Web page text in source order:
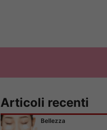
Articoli recenti
Bellezza